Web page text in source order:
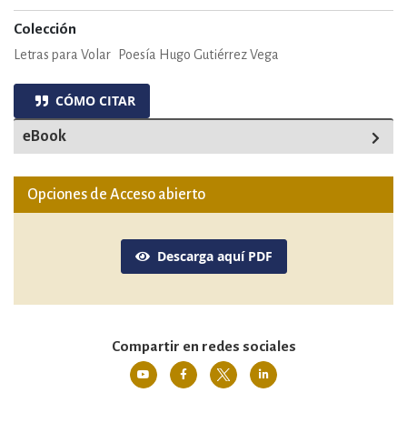
Colección
Letras para Volar Poesía Hugo Gutiérrez Vega
CÓMO CITAR
eBook
Opciones de Acceso abierto
Descarga aquí PDF
Compartir en redes sociales